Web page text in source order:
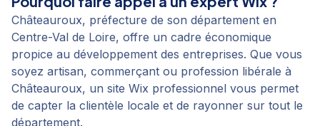
Châteauroux, préfecture de son département en
Centre-Val de Loire, offre un cadre économique
propice au développement des entreprises. Que vous
soyez artisan, commerçant ou profession libérale à
Châteauroux, un site Wix professionnel vous permet
de capter la clientèle locale et de rayonner sur tout le
département.